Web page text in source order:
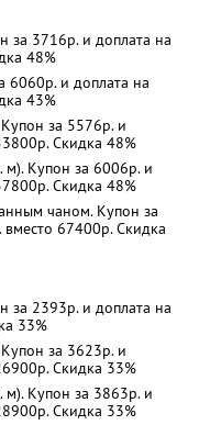
3716р. и доплата на
48%
и доплата на
43%
за 5576р. и
Скидка 48%
Купон за 6006р. и
Скидка 48%
чаном. Купон за
67400р. Скидка
2393р. и доплата на
33%
за 3623р. и
Скидка 33%
Купон за 3863р. и
Скидка 33%